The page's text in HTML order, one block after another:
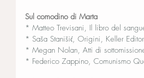
Sul comodino di Marta
* Matteo Trevisani, Il libro del
* Saša Stanišić, Origini, Keller
* Megan Nolan, Atti di
* Federico Zappino, Comunismo